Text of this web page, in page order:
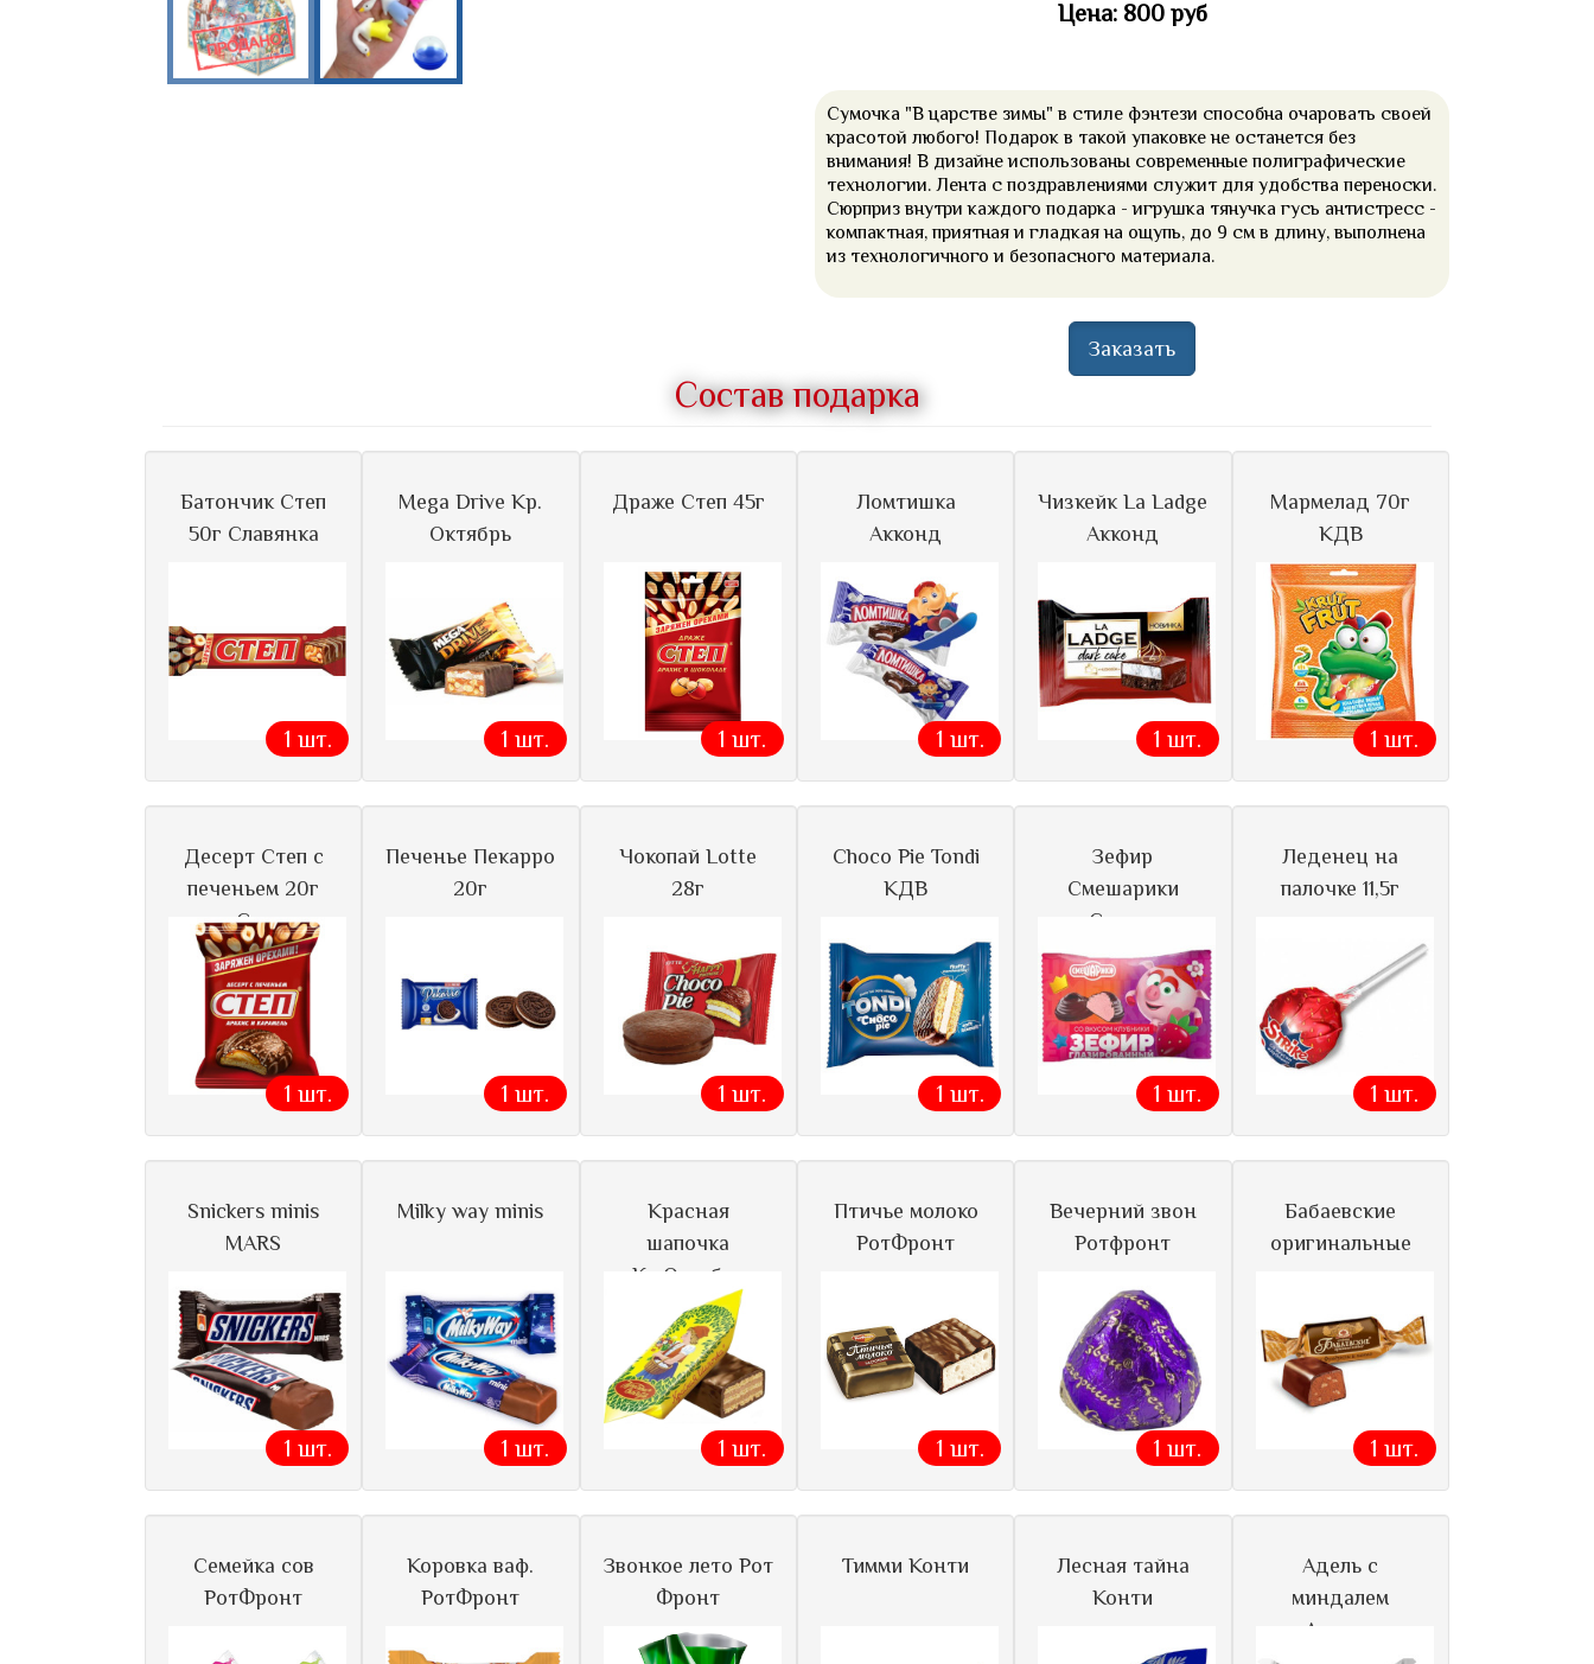
Цена: 800 руб
Сумочка "В царстве зимы" в стиле фэнтези способна очаровать своей
красотой любого! Подарок в такой упаковке не останется без
внимания! В дизайне использованы современные полиграфические
технологии. Лента с поздравлениями служит для удобства переноски.
Сюрприз внутри каждого подарка - игрушка тянучка гусь антистресс -
компактная, приятная и гладкая на ощупь, до 9 см в длину, выполнена
из технологичного и безопасного материала.
Заказать
Состав подарка
Батончик Степ
50г Славянка
1 шт.
Mega Drive Кр.
Октябрь
1 шт.
Драже Степ 45г
1 шт.
Ломтишка
Акконд
1 шт.
Чизкейк La Ladge
Акконд
1 шт.
Мармелад 70г
КДВ
1 шт.
Десерт Степ с
печеньем 20г
Сла
1 шт.
Печенье Пекарро
20г
1 шт.
Чокопай Lotte
28г
1 шт.
Choco Pie Tondi
КДВ
1 шт.
Зефир
Смешарики
Сласти
1 шт.
Леденец на
палочке 11,5г
1 шт.
Snickers minis
MARS
1 шт.
Milky way minis
1 шт.
Красная
шапочка
Кр.Октябрь
1 шт.
Птичье молоко
РотФронт
1 шт.
Вечерний звон
Ротфронт
1 шт.
Бабаевские
оригинальные
1 шт.
Семейка сов
РотФронт
Коровка ваф.
РотФронт
Звонкое лето Рот
Фронт
Тимми Конти
Лесная тайна
Конти
Адель с
миндалем
Акконд